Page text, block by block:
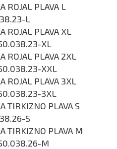
ROJAL PLAVA L
L
ROJAL PLAVA XL
XL
ROJAL PLAVA 2XL
XXL
ROJAL PLAVA 3XL
3XL
TIRKIZNO PLAVA S
S
TIRKIZNO PLAVA M
M